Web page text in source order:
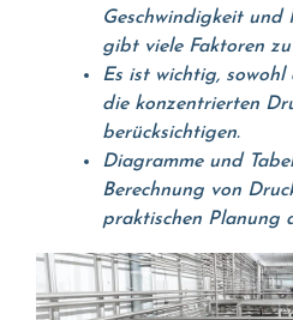
Geschwindigkeit und
gibt viele Faktoren
Es ist wichtig,
die konzentrierten
berücksichtigen.
Diagramme und
Berechnung von
praktischen Planung